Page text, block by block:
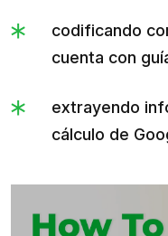
codificando
cuenta con
extrayendo
cálculo de